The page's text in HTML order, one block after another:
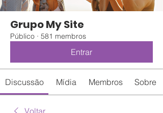
Grupo My Site
Público · 581 membros
Entrar
Discussão Mídia Membros Sobre
Voltar